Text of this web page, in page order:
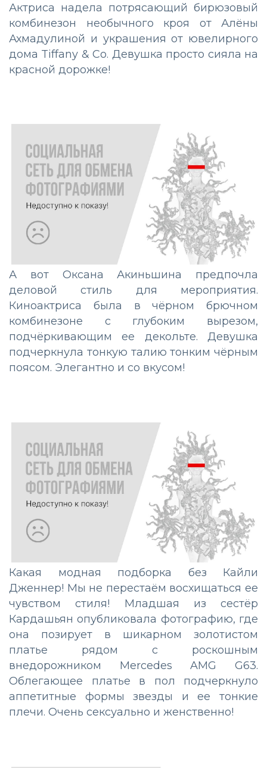
Актриса надела потрясающий бирюзовый
комбинезон необычного кроя от Алёны
Ахмадулиной и украшения от ювелирного
дома Tiffany & Co. Девушка просто сияла на
красной дорожке!
А вот Оксана Акиньшина предпочла
деловой стиль для мероприятия.
Киноактриса была в чёрном брючном
комбинезоне с глубоким вырезом,
подчёркивающим ее декольте. Девушка
подчеркнула тонкую талию тонким чёрным
поясом. Элегантно и со вкусом!
Какая модная подборка без Кайли
Дженнер! Мы не перестаём восхищаться ее
чувством стиля! Младшая из сестёр
Кардашьян опубликовала фотографию, где
она позирует в шикарном золотистом
платье рядом с роскошным
внедорожником Mercedes AMG G63.
Облегающее платье в пол подчеркнуло
аппетитные формы звезды и ее тонкие
плечи. Очень сексуально и женственно!